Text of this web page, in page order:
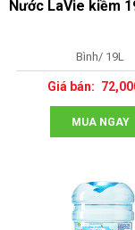
Nước LaVie kiềm
Bình/ 19L
MUA NGAY